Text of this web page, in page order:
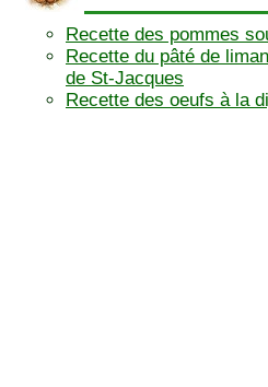
Recette des pommes
Recette du pâté de
de St-Jacques
Recette des oeufs à la